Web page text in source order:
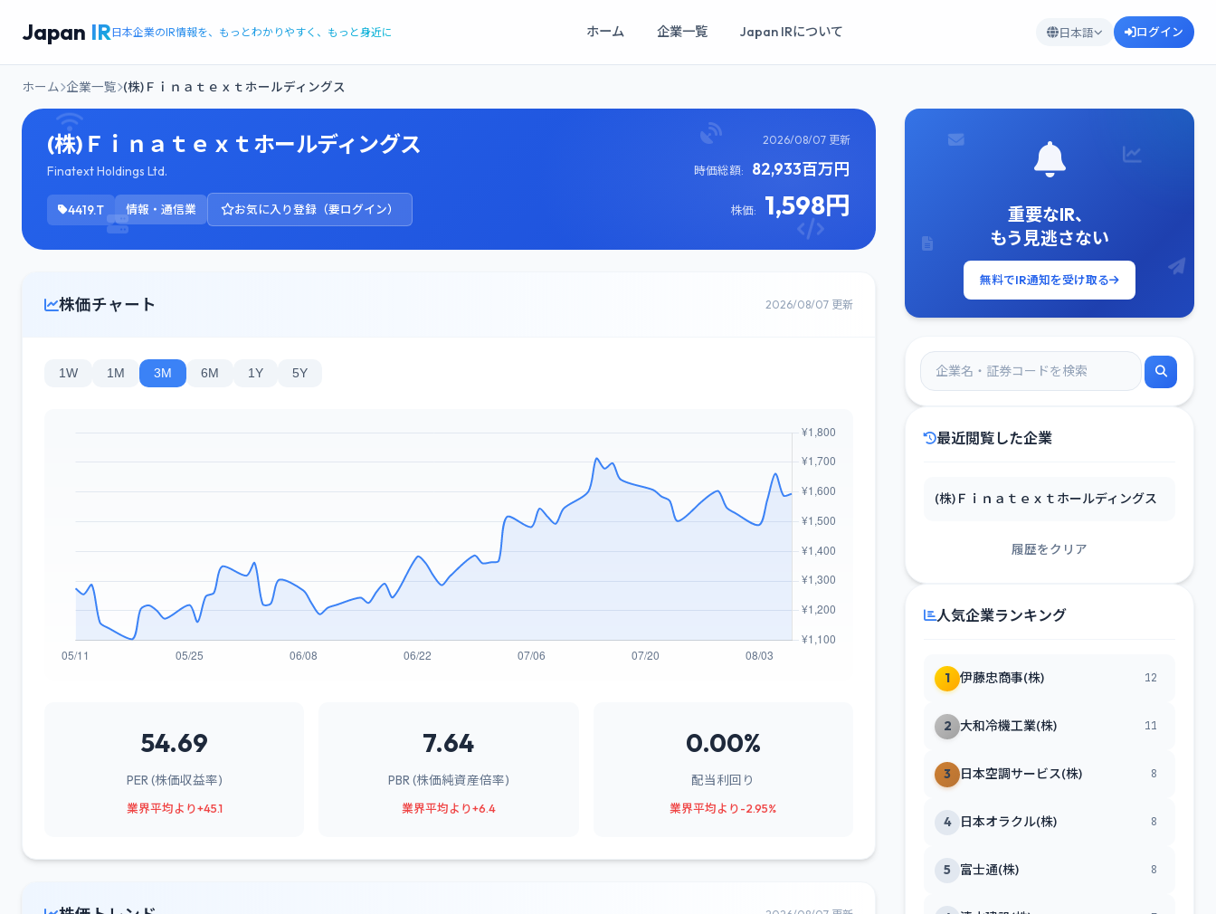
Japan IR日本企業のIR情報を、もっとわかりやすく、もっと身近に ホーム 企業一覧 Japan IRについて 日本語 ログイン
ホーム 企業一覧 (株)Ｆｉｎａｔｅｘｔホールディングス
(株)Ｆｉｎａｔｅｘｔホールディングス
Finatext Holdings Ltd.
4419.T 情報・通信業 お気に入り登録（要ログイン）
2026/08/07 更新
時価総額: 82,933百万円
株価: 1,598円
株価チャート 2026/08/07 更新
1W 1M 3M 6M 1Y 5Y
54.69
PER (株価収益率)
業界平均より+45.1
7.64
PBR (株価純資産倍率)
業界平均より+6.4
0.00%
配当利回り
業界平均より-2.95%
重要なIR、
もう見逃さない
無料でIR通知を受け取る
最近閲覧した企業
(株)Ｆｉｎａｔｅｘｔホールディングス
履歴をクリア
人気企業ランキング
1 伊藤忠商事(株) 12
2 大和冷機工業(株) 11
3 日本空調サービス(株) 8
4 日本オラクル(株) 8
5 富士通(株) 8